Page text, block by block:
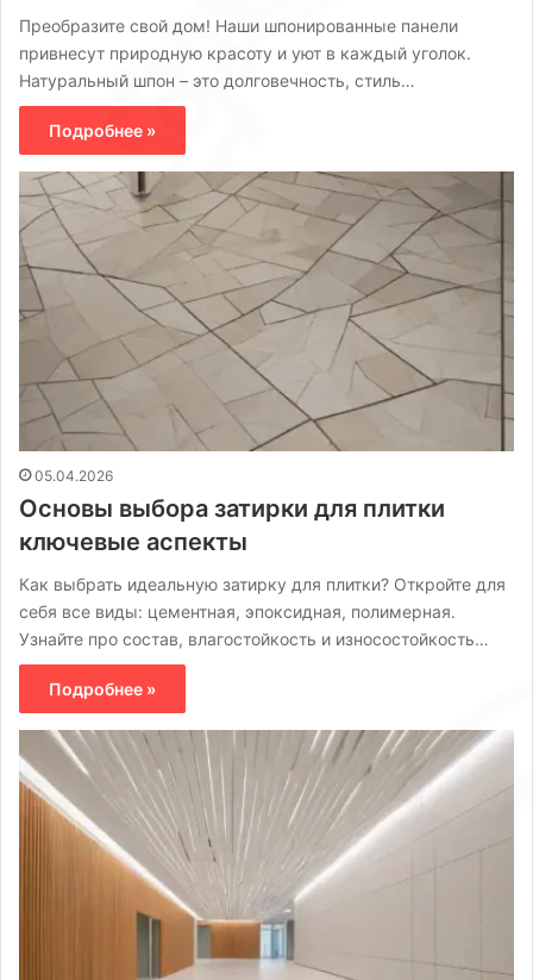
Преобразите свой дом! Наши шпонированные панели
привнесут природную красоту и уют в каждый уголок.
Натуральный шпон – это долговечность, стиль…
Подробнее »
05.04.2026
Основы выбора затирки для плитки
ключевые аспекты
Как выбрать идеальную затирку для плитки? Откройте для
себя все виды: цементная, эпоксидная, полимерная.
Узнайте про состав, влагостойкость и износостойкость…
Подробнее »